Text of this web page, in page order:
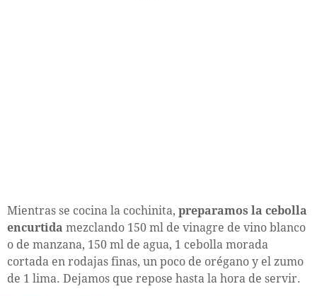
Mientras se cocina la cochinita, preparamos la cebolla
encurtida mezclando 150 ml de vinagre de vino blanco
o de manzana, 150 ml de agua, 1 cebolla morada
cortada en rodajas finas, un poco de orégano y el zumo
de 1 lima. Dejamos que repose hasta la hora de servir.